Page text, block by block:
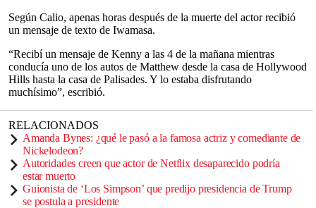
Según Calio, apenas horas después de la muerte del actor recibió
un mensaje de texto de Iwamasa.
“Recibí un mensaje de Kenny a las 4 de la mañana mientras
conducía uno de los autos de Matthew desde la casa de Hollywood
Hills hasta la casa de Palisades. Y lo estaba disfrutando
muchísimo”, escribió.
RELACIONADOS
Amanda Bynes: ¿qué le pasó a la famosa actriz y comediante de
Nickelodeon?
Autoridades creen que actor de Netflix desaparecido podría
estar muerto
Guionista de ‘Los Simpson’ que predijo presidencia de Trump
se postula a presidente